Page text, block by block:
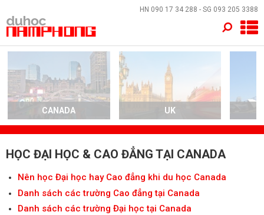
HN 090 17 34 288 - SG 093 205 3388
CANADA UK
HỌC ĐẠI HỌC & CAO ĐẲNG TẠI CANADA
Nên học Đại học hay Cao đẳng khi du học Canada
Danh sách các trường Cao đẳng tại Canada
Danh sách các trường Đại học tại Canada
×
TRANG CHỦ
QUỐC GIA
DỊCH VỤ
LIÊN HỆ